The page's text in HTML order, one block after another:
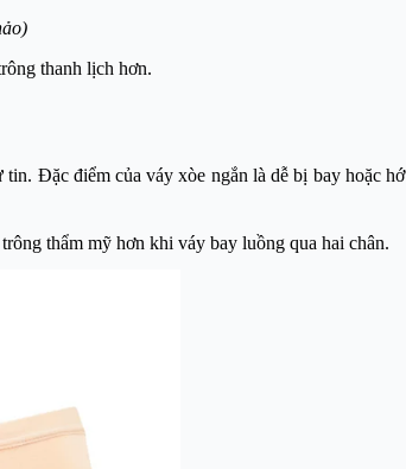
thanh lịch hơn.
Đặc điểm của váy xòe ngắn là dễ bị bay hoặc hớ
thẩm mỹ hơn khi váy bay luồng qua hai chân.